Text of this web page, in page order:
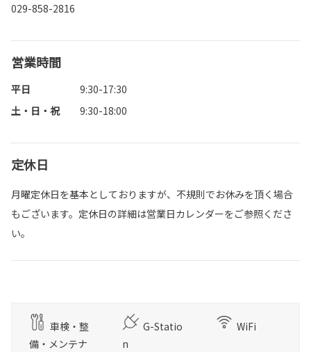
029-858-2816
営業時間
平日
9:30-17:30
土・日・祝
9:30-18:00
定休日
月曜定休日を基本としておりますが、不規則でお休みを頂く場合
もございます。定休日の詳細は営業日カレンダーをご参照くださ
い。
車検・整
備・メンテナ
G-Statio
n
WiFi